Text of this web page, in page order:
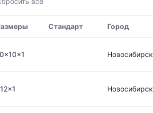
Стандарт Город
Новосибирск
Новосибирск